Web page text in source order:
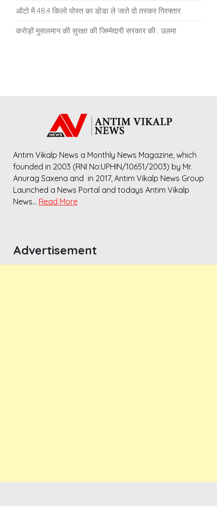
ऑटो में 48.4 किलो पोस्त का डोडा ले जाते दो तस्कर गिरफ्तार
करोड़ों मुसलमान की सुरक्षा की जिम्मेदारी सरकार की : उलमा
Antim Vikalp News a Monthly News Magazine, which
founded in 2003 (RNI No:UPHIN/10651/2003) by Mr.
Anurag Saxena and in 2017, Antim Vikalp News Group
Launched a News Portal and todays Antim Vikalp
News… Read More
Advertisement